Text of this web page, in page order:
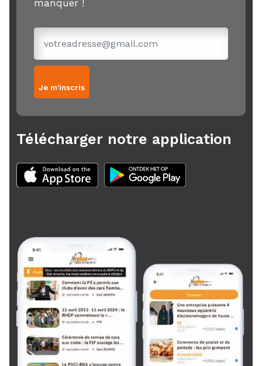
manquer !
Je m'inscris
Télécharger notre application